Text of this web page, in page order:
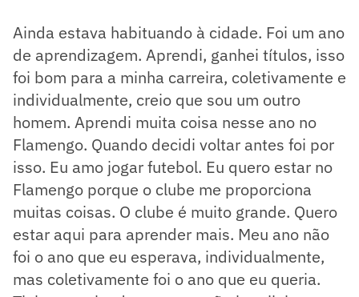
Ainda estava habituando à cidade. Foi um ano
de aprendizagem. Aprendi, ganhei títulos, isso
foi bom para a minha carreira, coletivamente e
individualmente, creio que sou um outro
homem. Aprendi muita coisa nesse ano no
Flamengo. Quando decidi voltar antes foi por
isso. Eu amo jogar futebol. Eu quero estar no
Flamengo porque o clube me proporciona
muitas coisas. O clube é muito grande. Quero
estar aqui para aprender mais. Meu ano não
foi o ano que eu esperava, individualmente,
mas coletivamente foi o ano que eu queria.